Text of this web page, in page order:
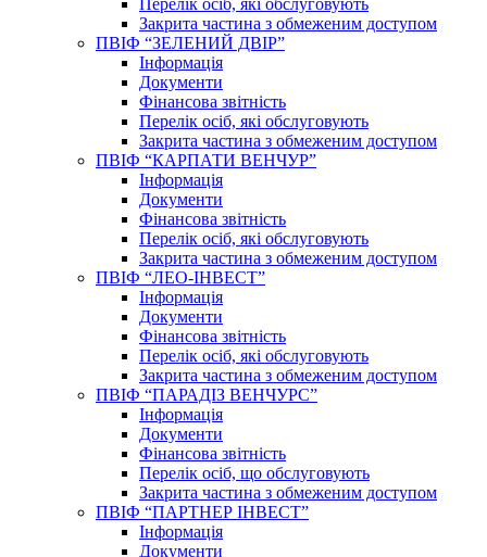
Перелік осіб, які обслуговують
Закрита частина з обмеженим доступом
ПВІФ “ЗЕЛЕНИЙ ДВІР”
Інформація
Документи
Фінансова звітність
Перелік осіб, які обслуговують
Закрита частина з обмеженим доступом
ПВІФ “КАРПАТИ ВЕНЧУР”
Інформація
Документи
Фінансова звітність
Перелік осіб, які обслуговують
Закрита частина з обмеженим доступом
ПВІФ “ЛЕО-ІНВЕСТ”
Інформація
Документи
Фінансова звітність
Перелік осіб, які обслуговують
Закрита частина з обмеженим доступом
ПВІФ “ПАРАДІЗ ВЕНЧУРС”
Інформація
Документи
Фінансова звітність
Перелік осіб, що обслуговують
Закрита частина з обмеженим доступом
ПВІФ “ПАРТНЕР ІНВЕСТ”
Інформація
Документи